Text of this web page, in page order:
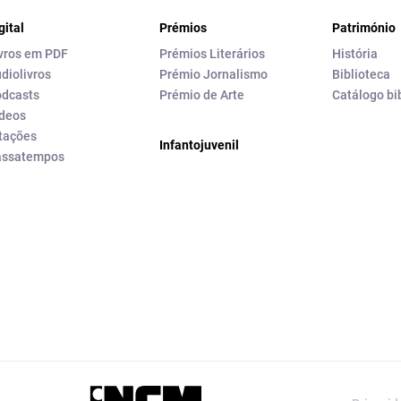
em PDF
Prémios
Prémios Literários
Prémio Jornalismo
Prémio de Arte
Infantojuvenil
Património
História
Biblioteca
Catálogo